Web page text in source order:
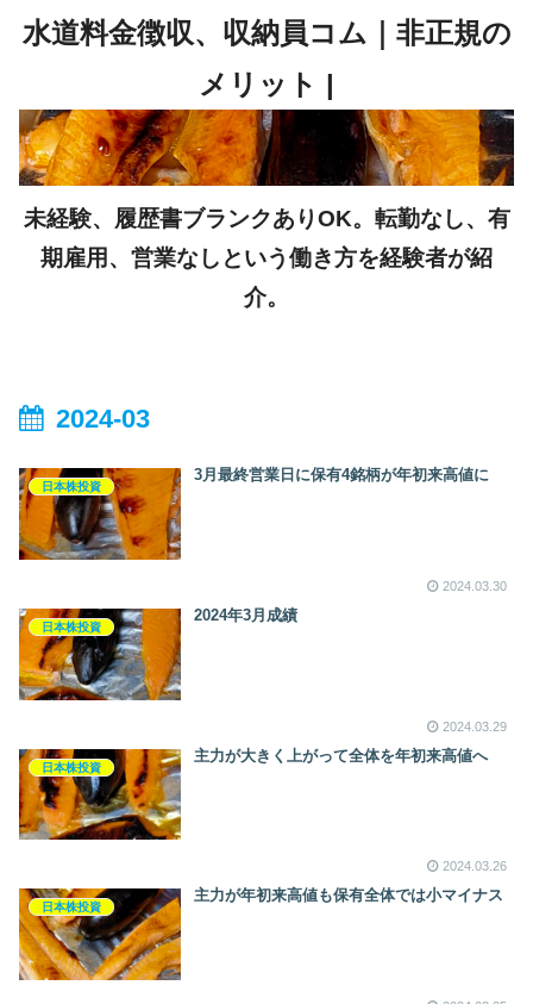
未経験、履歴書ブランクありOK。転勤なし、有
期雇用、営業なしという働き方を経験者が紹
介。
2024-03
日本株投資
3月最終営業日に保有4銘柄が年初来高値に
2024.03.30
日本株投資
2024年3月成績
2024.03.29
日本株投資
主力が大きく上がって全体を年初来高値へ
2024.03.26
日本株投資
主力が年初来高値も保有全体では小マイナス